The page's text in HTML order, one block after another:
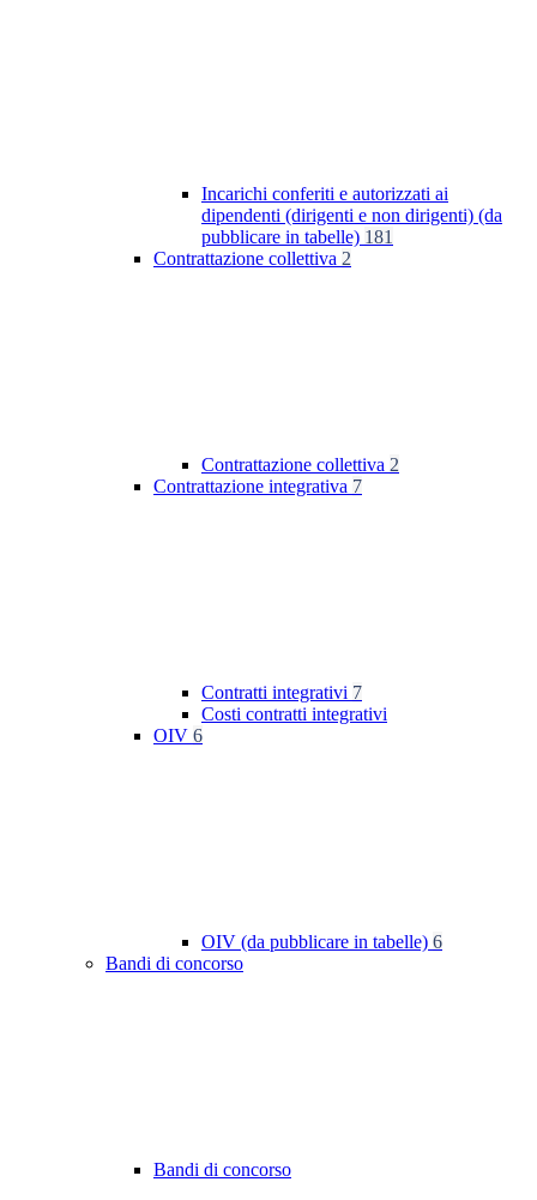
Incarichi conferiti e autorizzati ai
dipendenti (dirigenti e non dirigenti) (da
pubblicare in tabelle) 181
Contrattazione collettiva 2
Contrattazione collettiva 2
Contrattazione integrativa 7
Contratti integrativi 7
Costi contratti integrativi
OIV 6
OIV (da pubblicare in tabelle) 6
Bandi di concorso
Bandi di concorso